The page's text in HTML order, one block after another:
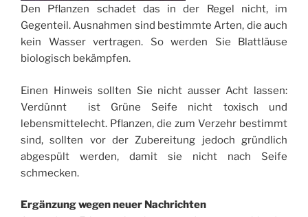
Den Pflanzen schadet das in der Regel nicht, im
Gegenteil. Ausnahmen sind bestimmte Arten, die auch
kein Wasser vertragen. So werden Sie Blattläuse
biologisch bekämpfen.
Einen Hinweis sollten Sie nicht ausser Acht lassen:
Verdünnt ist Grüne Seife nicht toxisch und
lebensmittelecht. Pflanzen, die zum Verzehr bestimmt
sind, sollten vor der Zubereitung jedoch gründlich
abgespült werden, damit sie nicht nach Seife
schmecken.
Ergänzung wegen neuer Nachrichten